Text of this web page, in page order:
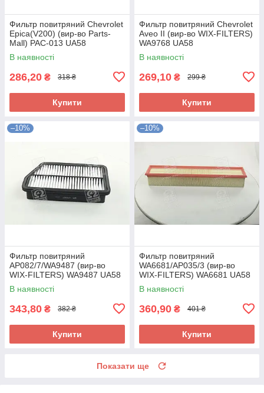
Фильтр повитряний Chevrolet
Epica(V200) (вир-во Parts-
Mall) PAC-013 UA58
В наявності
286,20 ₴ 318 ₴
Купити
Фильтр повитряний Chevrolet
Aveo II (вир-во WIX-FILTERS)
WA9768 UA58
В наявності
269,10 ₴ 299 ₴
Купити
–10%
Фильтр повитряний
AP082/7/WA9487 (вир-во
WIX-FILTERS) WA9487 UA58
В наявності
343,80 ₴ 382 ₴
Купити
–10%
Фильтр повитряний
WA6681/AP035/3 (вир-во
WIX-FILTERS) WA6681 UA58
В наявності
360,90 ₴ 401 ₴
Купити
Показати ще